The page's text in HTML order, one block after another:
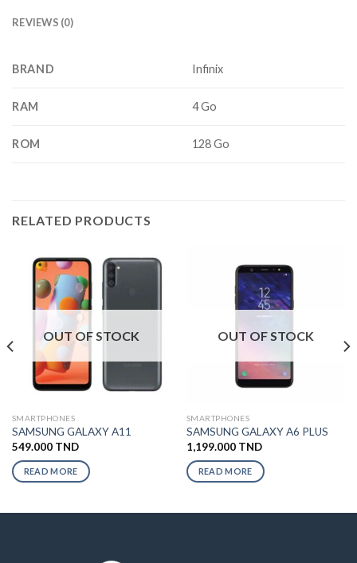
REVIEWS (0)
BRAND Infinix
RAM 4 Go
ROM 128 Go
RELATED PRODUCTS
OUT OF STOCK
SMARTPHONES
SAMSUNG GALAXY A11
549.000 TND
READ MORE
OUT OF STOCK
SMARTPHONES
SAMSUNG GALAXY A6 PLUS
1,199.000 TND
READ MORE